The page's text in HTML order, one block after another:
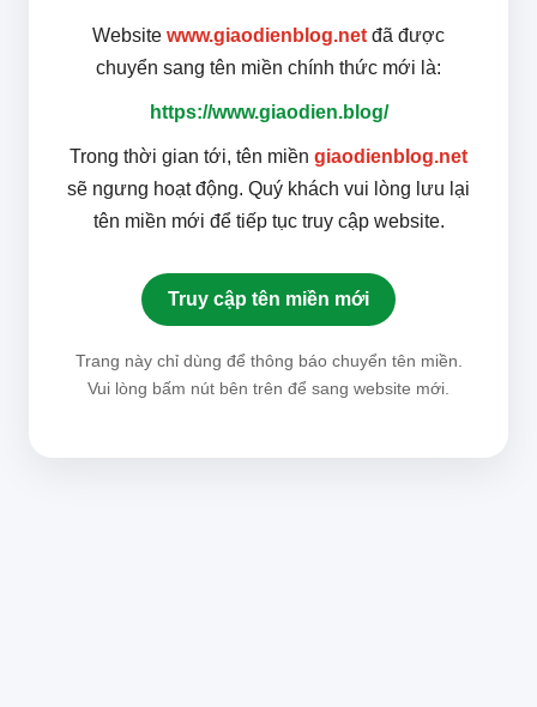
Website www.giaodienblog.net đã được
chuyển sang tên miền chính thức mới là:
https://www.giaodien.blog/
Trong thời gian tới, tên miền giaodienblog.net
sẽ ngưng hoạt động. Quý khách vui lòng lưu lại
tên miền mới để tiếp tục truy cập website.
Truy cập tên miền mới
Trang này chỉ dùng để thông báo chuyển tên miền.
Vui lòng bấm nút bên trên để sang website mới.